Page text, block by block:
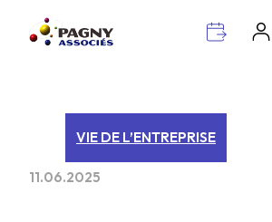
VIE DE L’ENTREPRISE
11.06.2025